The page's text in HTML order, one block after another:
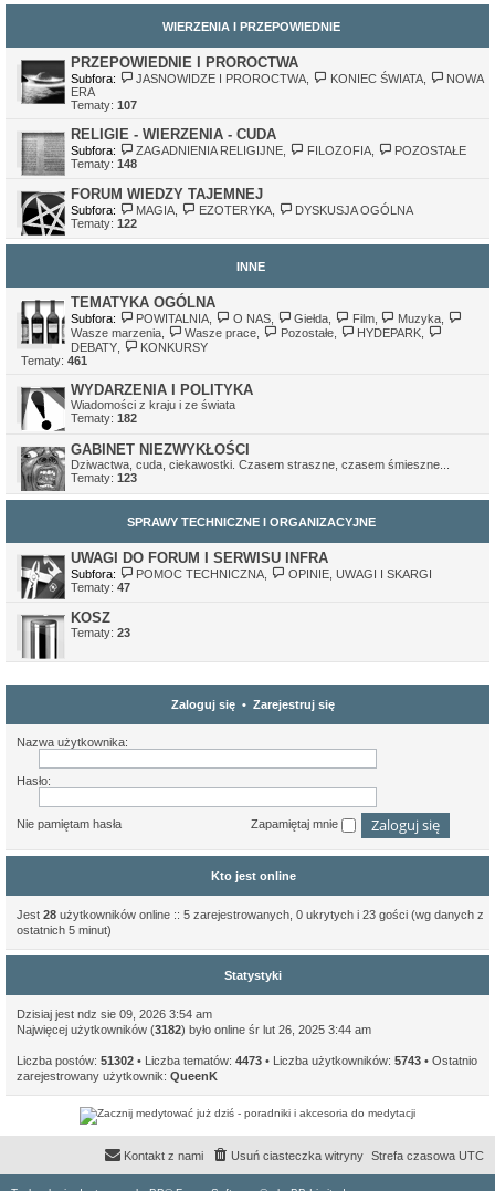
WIERZENIA I PRZEPOWIEDNIE
PRZEPOWIEDNIE I PROROCTWA
Subfora: JASNOWIDZE I PROROCTWA KONIEC ŚWIATA,
NOWA
ERA
Tematy: 107
RELIGIE - WIERZENIA - CUDA
Subfora: ZAGADNIENIA RELIGIJNE FILOZOFIA,
POZOSTAŁE
Tematy: 148
FORUM WIEDZY TAJEMNEJ
Subfora: MAGIA EZOTERYKA,
DYSKUSJA OGÓLNA
Tematy: 122
INNE
TEMATYKA OGÓLNA
Subfora: POWITALNIA O NAS, Giełda Film, Muzyka
Wasze marzenia
Wasze prace Pozostałe, HYDEPARK
DEBATY
KONKURSY
Tematy: 461
WYDARZENIA I POLITYKA
Wiadomości z kraju i ze świata
Tematy: 182
GABINET NIEZWYKŁOŚCI
Dziwactwa, cuda, ciekawostki. Czasem straszne, czasem śmieszne...
Tematy: 123
SPRAWY TECHNICZNE I ORGANIZACYJNE
UWAGI DO FORUM I SERWISU INFRA
Subfora: POMOC TECHNICZNA
OPINIE, UWAGI I SKARGI
Tematy: 47
KOSZ
Tematy: 23
Zaloguj się • Zarejestruj się
Nazwa użytkownika:
Hasło:
Nie pamiętam hasła Zapamiętaj mnie
Kto jest online
Jest 28 użytkowników online :: 5 zarejestrowanych, 0 ukrytych i 23 gości (wg danych z
ostatnich 5 minut)
Statystyki
Dzisiaj jest ndz sie 09, 2026 3:54 am
Najwięcej użytkowników (3182) było online śr lut 26, 2025 3:44 am
Liczba postów: 51302 • Liczba tematów: 4473 • Liczba użytkowników: 5743 • Ostatnio
zarejestrowany użytkownik: QueenK
Strefa czasowa UTC
Usuń ciasteczka witryny
Kontakt z nami